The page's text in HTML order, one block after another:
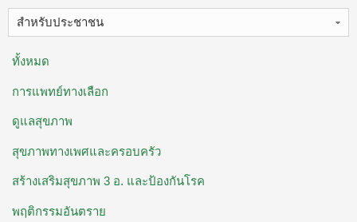
สำหรับประชาชน
ทั้งหมด
การแพทย์ทางเลือก
ดูแลสุขภาพ
สุขภาพทางเพศและครอบครัว
สร้างเสริมสุขภาพ 3 อ. ​และป้องกันโรค
พฤติกรรมอันตราย